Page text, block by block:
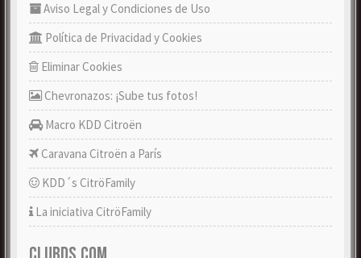
Aviso Legal y Condiciones de Uso
Política de Privacidad y Cookies
Eliminar Cookies
Chevronazos: ¡Sube tus fotos!
Macro KDD Citroën
Caravana Citroën a París
KDD´s CitröFamily
La iniciativa CitröFamily